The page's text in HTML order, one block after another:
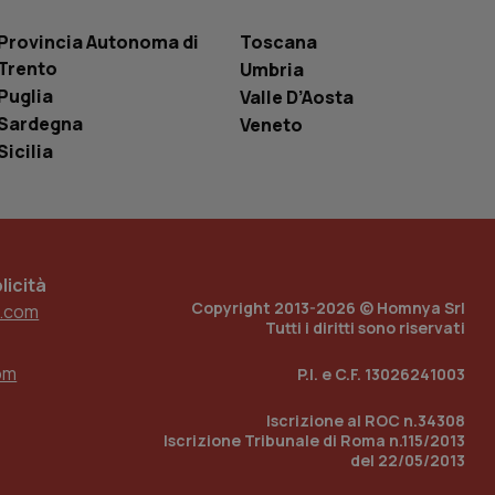
Autonoma di
Toscana
Umbria
Valle D’Aosta
Veneto
Copyright 2013-2026 © Homnya Srl
Tutti i diritti sono riservati
P.I. e C.F. 13026241003
Iscrizione al ROC n.34308
Iscrizione Tribunale di Roma n.115/2013
del 22/05/2013
del sito web sta
traccia
incorporati
del sito web sta
di
per abilitare il
con identity